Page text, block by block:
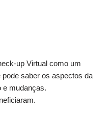
up Virtual como um
saber os aspectos da
e mudanças.